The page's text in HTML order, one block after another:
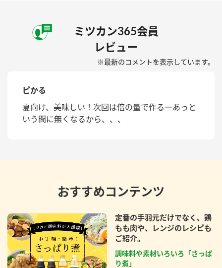
ミツカン365会員
レビュー
※最新のコメントを表示しています。
ピかる
夏向け、美味しい！次回は倍の量で作るーあっと
いう間に無くなるから、、、
おすすめコンテンツ
定番の手羽元だけでなく、鶏
もも肉や、レンジのレシピも
ご紹介。
調味料や素材いろいろ「さっぱ
り煮」